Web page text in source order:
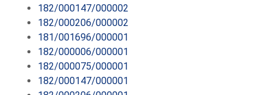
182/000147/000002
182/000206/000002
181/001696/000001
182/000006/000001
182/000075/000001
182/000147/000001